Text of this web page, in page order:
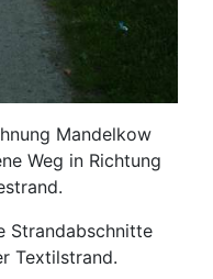
Mandelkow
Weg in Richtung
Strandabschnitte
Textilstrand.